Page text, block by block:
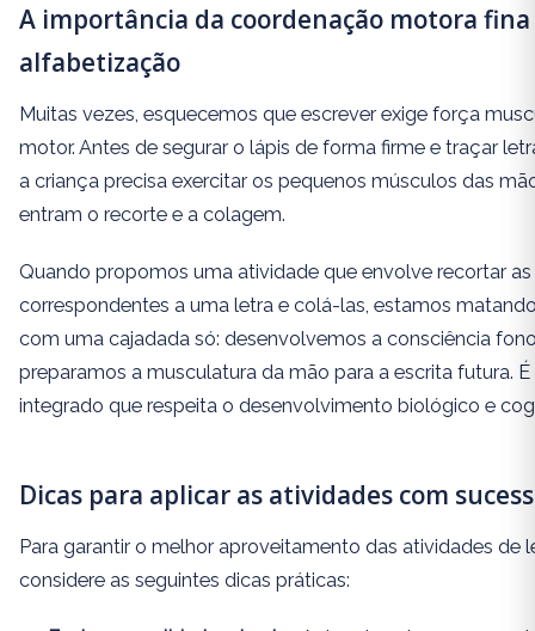
A importância da coordenação motora
alfabetização
Muitas vezes, esquecemos que escrever exige força
motor. Antes de segurar o lápis de forma firme e traçar
a criança precisa exercitar os pequenos músculos das
entram o recorte e a colagem.
Quando propomos uma atividade que envolve recortar as
correspondentes a uma letra e colá-las, estamos
com uma cajadada só: desenvolvemos a consciência
preparamos a musculatura da mão para a escrita futura.
integrado que respeita o desenvolvimento biológico e
Dicas para aplicar as atividades com
Para garantir o melhor aproveitamento das atividades de
considere as seguintes dicas práticas: